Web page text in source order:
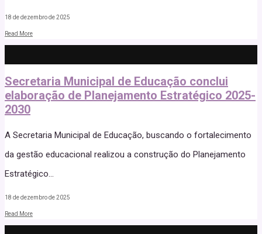
18 de dezembro de 2025
Read More
Secretaria Municipal de Educação conclui
elaboração de Planejamento Estratégico 2025-
2030
A Secretaria Municipal de Educação, buscando o fortalecimento
da gestão educacional realizou a construção do Planejamento
Estratégico...
18 de dezembro de 2025
Read More